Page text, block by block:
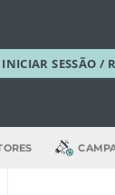
INICIAR SESSÃO /